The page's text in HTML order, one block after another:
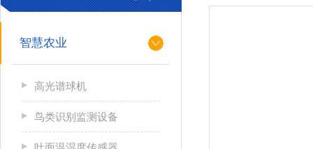
智慧农业
高光谱球机
鸟类识别监测设备